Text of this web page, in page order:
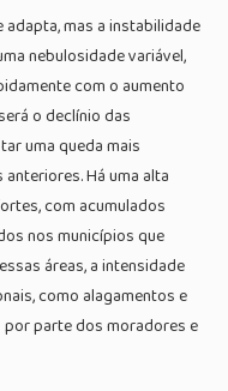
mas a instabilidade
nebulosidade variável,
com o aumento
o declínio das
uma queda mais
Há uma alta
com acumulados
nos municípios que
áreas, a intensidade
como alagamentos e
parte dos moradores e